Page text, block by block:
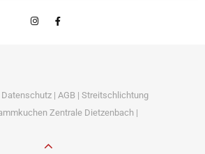
Datenschutz| AGB| Streitschlichtung
Zentrale Dietzenbach |